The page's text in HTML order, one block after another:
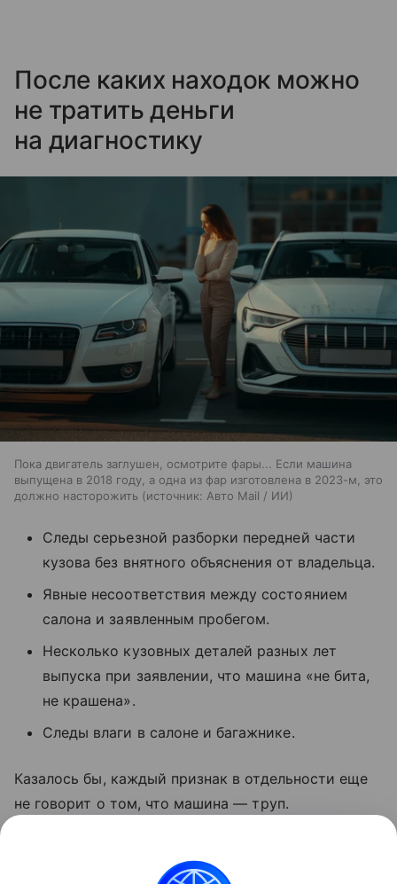
После каких находок можно
не тратить деньги
на диагностику
Пока двигатель заглушен, осмотрите фары... Если машина
выпущена в 2018 году, а одна из фар изготовлена в 2023-м, это
должно насторожить
источник: Авто Mail / ИИ
Следы серьезной разборки передней части
кузова без внятного объяснения от владельца.
Явные несоответствия между состоянием
салона и заявленным пробегом.
Несколько кузовных деталей разных лет
выпуска при заявлении, что машина «не бита,
не крашена».
Следы влаги в салоне и багажнике.
Казалось бы, каждый признак в отдельности еще
не говорит о том, что машина — труп.
очень большой и дорогой риск, который никакая,